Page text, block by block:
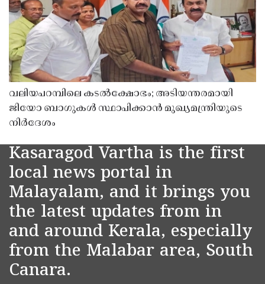
വലിയപറമ്പിലെ കടൽക്ഷോഭം; അടിയന്തരമായി
ജിയോ ബാഗുകൾ സ്ഥാപിക്കാൻ മുഖ്യമന്ത്രിയുടെ
നിർദേശം
Kasaragod Vartha is the first
local news portal in
Malayalam, and it brings you
the latest updates from in
and around Kerala, especially
from the Malabar area, South
Canara.